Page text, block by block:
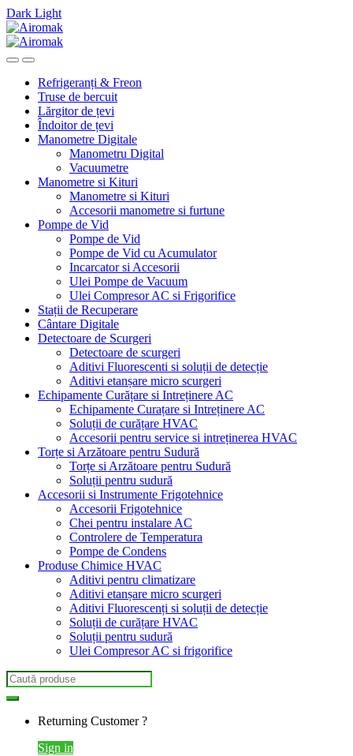
Dark Light
Skip
to
navigation
Skip
to
content
Refrigeranți & Freon
Truse de bercuit
Lărgitor de țevi
Îndoitor de țevi
Manometre Digitale
Manometru Digital
Vacuumetre
Manometre si Kituri
Manometre si Kituri
Accesorii manometre si furtune
Pompe de Vid
Pompe de Vid
Pompe de Vid cu Acumulator
Incarcator si Accesorii
Ulei Pompe de Vacuum
Ulei Compresor AC si Frigorifice
Stații de Recuperare
Cântare Digitale
Detectoare de Scurgeri
Detectoare de scurgeri
Aditivi Fluorescenti si soluții de detecție
Aditivi etanșare micro scurgeri
Echipamente Curățare si Intreținere AC
Echipamente Curațare si Intreținere AC
Soluții de curățare HVAC
Accesorii pentru service si intreținerea HVAC
Torțe si Arzătoare pentru Sudură
Torțe si Arzătoare pentru Sudură
Soluții pentru sudură
Accesorii si Instrumente Frigotehnice
Accesorii Frigotehnice
Chei pentru instalare AC
Controlere de Temperatura
Pompe de Condens
Produse Chimice HVAC
Aditivi pentru climatizare
Aditivi etanșare micro scurgeri
Aditivi Fluorescenți si soluții de detecție
Soluții de curățare HVAC
Soluții pentru sudură
Ulei Compresor AC si frigorifice
Search
for:
Returning Customer ?
Sign in